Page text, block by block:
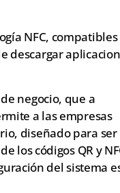
NFC, compatibles
descargar
negocio, que a
a las empresas
diseñado para ser
los códigos QR y
del sistema